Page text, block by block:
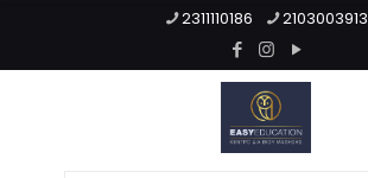
2311110186 2103003913